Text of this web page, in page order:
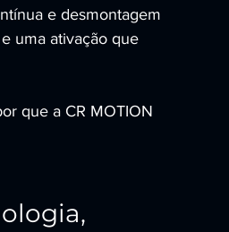
e desmontagem
uma ativação que
que a CR MOTION